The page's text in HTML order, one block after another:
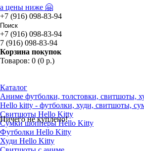
а цены ниже 🤗
+7 (916) 098-83-94
+7 (916) 098-83-94
7 (916) 098-83-94
Корзина покупок
Товаров: 0 (0 р.)
Ничего не куплено!
Каталог
Аниме футболки, толстовки, свитшоты,
Hello kitty - футболки, худи, свитшоты,
Свитшоты Hello Kitty
Сумки шопперы Hello Kitty
Футболки Hello Kitty
Худи Hello Kitty